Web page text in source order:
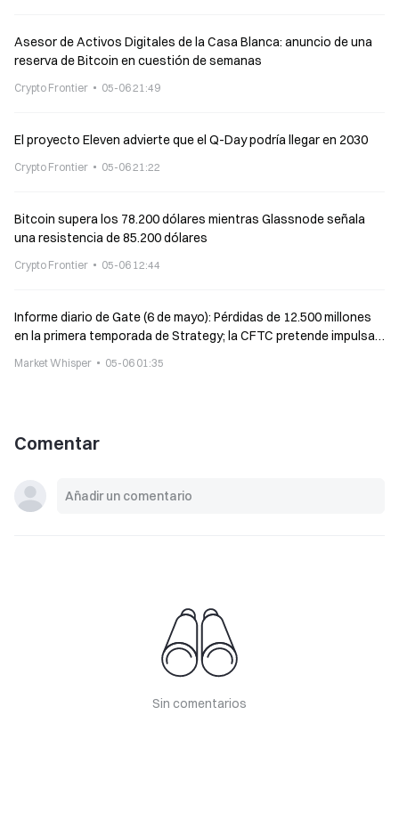
Asesor de Activos Digitales de la Casa Blanca: anuncio de una
reserva de Bitcoin en cuestión de semanas
Crypto Frontier 05-06 21:49
El proyecto Eleven advierte que el Q-Day podría llegar en 2030
Crypto Frontier 05-06 21:22
Bitcoin supera los 78.200 dólares mientras Glassnode señala
una resistencia de 85.200 dólares
Crypto Frontier 05-06 12:44
Informe diario de Gate (6 de mayo): Pérdidas de 12.500 millones
en la primera temporada de Strategy; la CFTC pretende impulsar
Market Whisper 05-06 01:35
Comentar
Sin comentarios